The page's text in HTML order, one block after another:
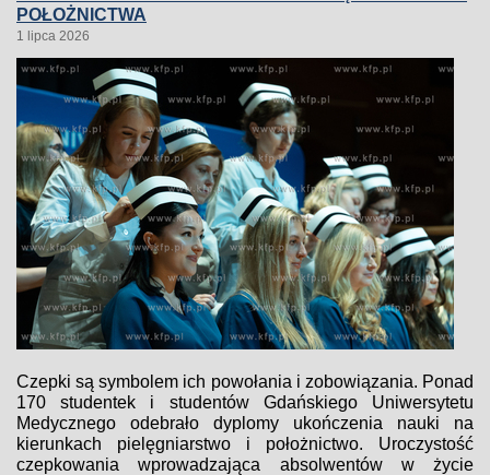
POŁOŻNICTWA
1 lipca 2026
Czepki są symbolem ich powołania i zobowiązania. Ponad
170 studentek i studentów Gdańskiego Uniwersytetu
Medycznego odebrało dyplomy ukończenia nauki na
kierunkach pielęgniarstwo i położnictwo. Uroczystość
czepkowania wprowadzająca absolwentów w życie